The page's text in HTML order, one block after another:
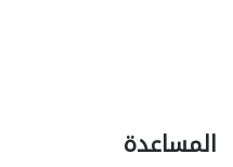
المساعدة